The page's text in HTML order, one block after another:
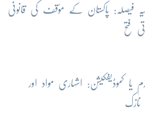
فیصلہ: پاکستان کے مؤقف کی قانونی
فتح
یا کموڈیفکیشن: اشہاری مواد اور